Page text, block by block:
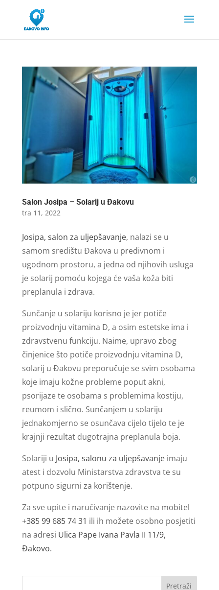
Salon Josipa – Solarij u Đakovu
tra 11, 2022
Josipa, salon za uljepšavanje, nalazi se u
samom središtu Đakova u predivnom i
ugodnom prostoru, a jedna od njihovih usluga
je solarij pomoću kojega će vaša koža biti
preplanula i zdrava.
Sunčanje u solariju korisno je jer potiče
proizvodnju vitamina D, a osim estetske ima i
zdravstvenu funkciju. Naime, upravo zbog
činjenice što potiče proizvodnju vitamina D,
solarij u Đakovu preporučuje se svim osobama
koje imaju kožne probleme poput akni,
psorijaze te osobama s problemima kostiju,
reumom i slično. Sunčanjem u solariju
jednakomjerno se osunčava cijelo tijelo te je
krajnji rezultat dugotrajna preplanula boja.
Solariji u Josipa, salonu za uljepšavanjeimaju
atest i dozvolu Ministarstva zdravstva te su
potpuno sigurni za korištenje.
Za sve upite i naručivanje nazovite na mobitel
+385 99 685 74 31 ili ih možete osobno posjetiti
na adresi Ulica Pape Ivana Pavla II 11/9,
Đakovo.